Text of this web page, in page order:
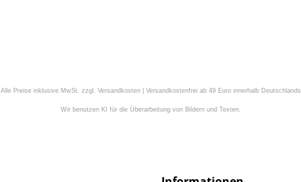
Alle Preise inklusive MwSt. zzgl. Versandkosten | Versandkostenfrei ab 49 Euro innerhalb Deutschlands
Wir benutzen KI für die Überarbeitung von Bildern und Texten.